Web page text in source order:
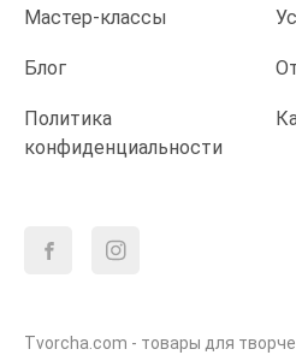
Мастер-классы
Блог
Политика
конфиденциальности
Tvorcha.com - товары для